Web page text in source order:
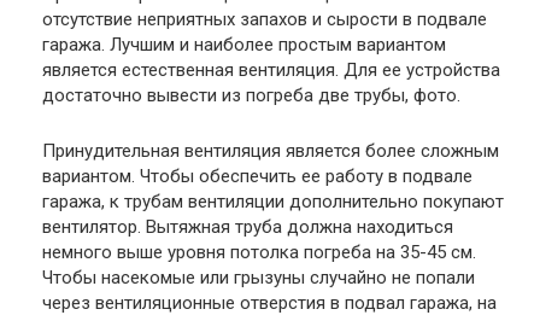
отсутствие неприятных запахов и сырости в подвале
гаража. Лучшим и наиболее простым вариантом
является естественная вентиляция. Для ее устройства
достаточно вывести из погреба две трубы, фото.
Принудительная вентиляция является более сложным
вариантом. Чтобы обеспечить ее работу в подвале
гаража, к трубам вентиляции дополнительно покупают
вентилятор. Вытяжная труба должна находиться
немного выше уровня потолка погреба на 35-45 см.
Чтобы насекомые или грызуны случайно не попали
через вентиляционные отверстия в подвал гаража, на